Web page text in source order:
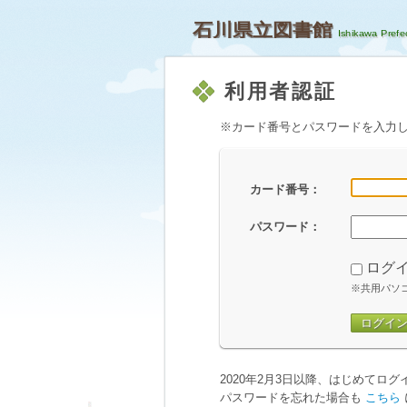
石川県立図書館
利用者認証
※カード番号とパスワードを入力
カード番号：
パスワード：
ログ
※共用パソ
ログイン
2020年2月3日以降、はじめてログ
パスワードを忘れた場合も こちら